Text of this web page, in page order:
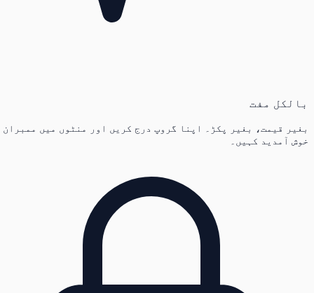
بالکل مفت
بغیر قیمت، بغیر پکڑ۔ اپنا گروپ درج کریں اور منٹوں میں ممبران
خوش آمدید کہیں۔